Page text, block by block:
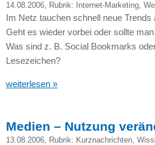
14.08.2006, Rubrik: Internet-Marketing,
Im Netz tauchen schnell neue
Geht es wieder vorbei oder sollte
Was sind z. B. Social Bookmarks
Lesezeichen?
weiterlesen »
Medien – Nutzung
13.08.2006, Rubrik: Kurznachrichten,